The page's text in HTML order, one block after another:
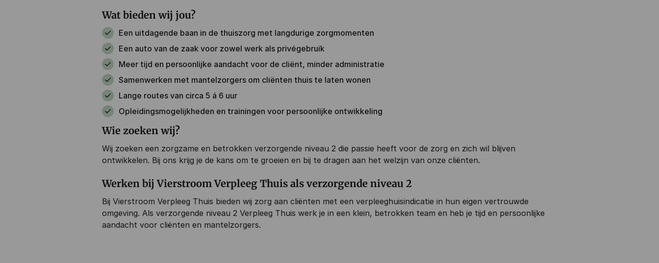
Wat bieden wij jou?
Een uitdagende baan in de thuiszorg met langdurige zorgmomenten
Een auto van de zaak voor zowel werk als privégebruik
Meer tijd en persoonlijke aandacht voor de cliënt, minder administratie
Samenwerken met mantelzorgers om cliënten thuis te laten wonen
Lange routes van circa 5 á 6 uur
Opleidingsmogelijkheden en trainingen voor persoonlijke ontwikkeling
Wie zoeken wij?
Wij zoeken een zorgzame en betrokken verzorgende niveau 2 die passie heeft voor de zorg en zich wil blijven
ontwikkelen. Bij ons krijg je de kans om te groeien en bij te dragen aan het welzijn van onze cliënten.
Werken bij Vierstroom Verpleeg Thuis als verzorgende niveau 2
Bij Vierstroom Verpleeg Thuis bieden wij zorg aan cliënten met een verpleeghuisindicatie in hun eigen vertrouwde
omgeving. Als verzorgende niveau 2 Verpleeg Thuis werk je in een klein, betrokken team en heb je tijd en persoonlijke
aandacht voor cliënten en mantelzorgers.